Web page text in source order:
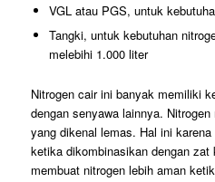
VGL atau PGS, untuk
Tangki, untuk kebutuhan
melebihi 1.000 liter
Nitrogen cair ini banyak memiliki
dengan senyawa lainnya.
yang dikenal lemas. Hal ini
ketika dikombinasikan dengan
membuat nitrogen lebih aman